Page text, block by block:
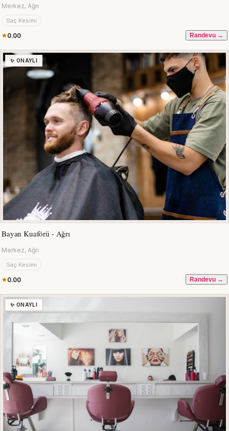
Merkez, Ağrı
Saç Kesimi
0.00 Randevu →
✨ ONAYLI
Bayan Kuaförü - Ağrı
Merkez, Ağrı
Saç Kesimi
0.00 Randevu →
✨ ONAYLI